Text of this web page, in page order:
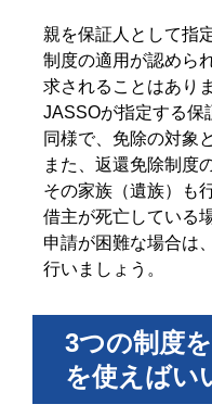
親を保証人として指
制度の適用が認めら
求されることはあり
JASSOが指定する保
同様で、免除の対象
また、返還免除制度
その家族（遺族）も
借主が死亡している
申請が困難な場合は
行いましょう。
3つの制度
を使えばい